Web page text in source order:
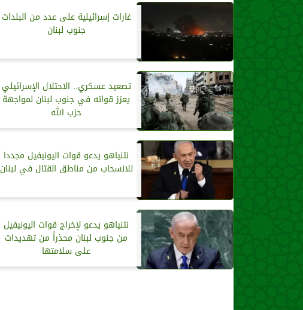
غارات إسرائيلية على عدد من البلدات
جنوب لبنان
تصعيد عسكري.. الاحتلال الإسرائيلي
يعزز قواته في جنوب لبنان لمواجهة
حزب الله
نتنياهو يدعو قوات اليونيفيل مجددا
للانسحاب من مناطق القتال في لبنان
نتنياهو يدعو لإخراج قوات اليونيفيل
من جنوب لبنان محذراً من تهديدات
على سلامتها